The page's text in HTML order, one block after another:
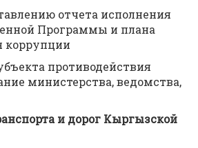
отчета исполнения
Программы и плана
коррупции
противодействия
министерства, ведомства,
и дорог Кыргызской